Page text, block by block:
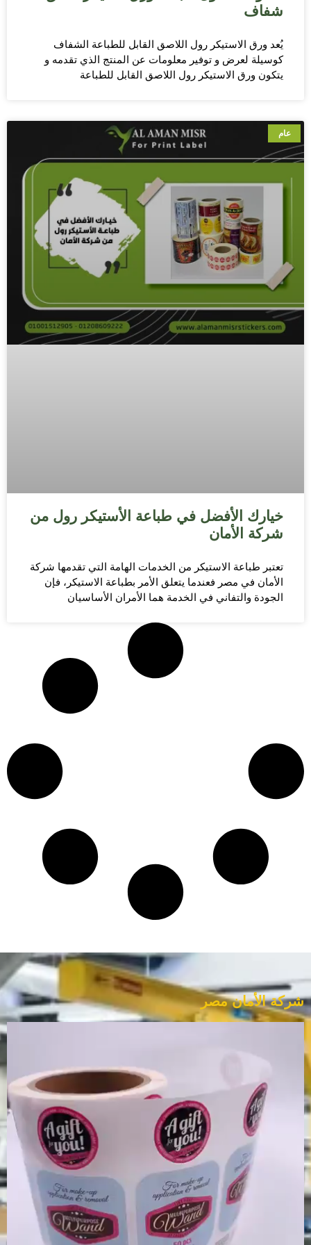
شفاف
يُعد ورق الاستيكر رول اللاصق القابل للطباعة الشفاف
كوسيلة لعرض و توفير معلومات عن المنتج الذي تقدمه و
يتكون ورق الاستيكر رول اللاصق القابل للطباعة
عام
خيارك الأفضل في طباعة الأستيكر رول من
شركة الأمان
تعتبر طباعة الاستيكر من الخدمات الهامة التي تقدمها شركة
الأمان في مصر فعندما يتعلق الأمر بطباعة الاستيكر، فإن
الجودة والتفاني في الخدمة هما الأمران الأساسيان
شركة الأمان مصر